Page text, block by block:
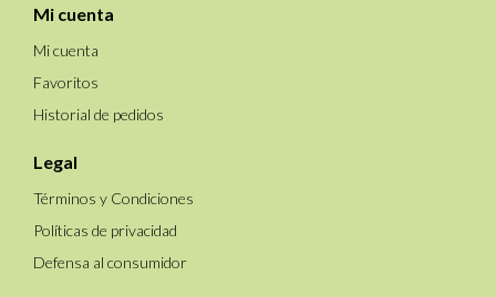
Mi cuenta
Mi cuenta
Favoritos
Historial de pedidos
Legal
Términos y Condiciones
Políticas de privacidad
Defensa al consumidor